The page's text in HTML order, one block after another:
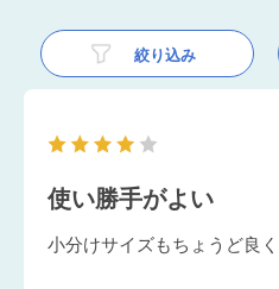
絞り込み
使い勝手がよい
小分けサイズもちょうど良く